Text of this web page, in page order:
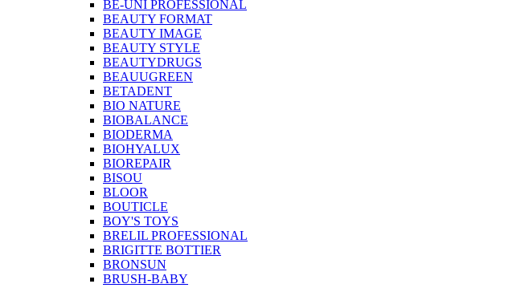
BE-UNI PROFESSIONAL
BEAUTY FORMAT
BEAUTY IMAGE
BEAUTY STYLE
BEAUTYDRUGS
BEAUUGREEN
BETADENT
BIO NATURE
BIOBALANCE
BIODERMA
BIOHYALUX
BIOREPAIR
BISOU
BLOOR
BOUTICLE
BOY'S TOYS
BRELIL PROFESSIONAL
BRIGITTE BOTTIER
BRONSUN
BRUSH-BABY